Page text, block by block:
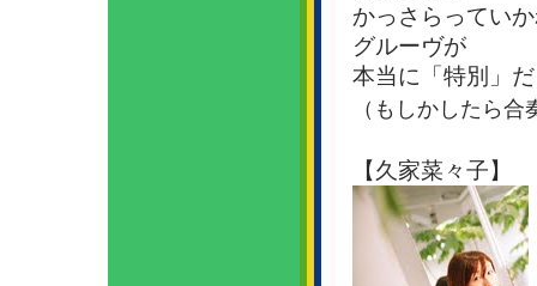
かっさらってい
グルーヴが
本当に「特別」
（もしかしたら
【久家菜々子】